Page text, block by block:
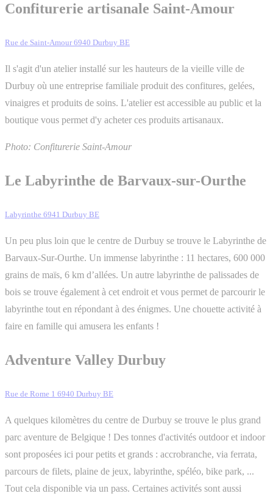
Confiturerie artisanale Saint-Amour
Rue de Saint-Amour 6940 Durbuy BE
Il s'agit d'un atelier installé sur les hauteurs de la vieille ville de
Durbuy où une entreprise familiale produit des confitures, gelées,
vinaigres et produits de soins. L'atelier est accessible au public et la
boutique vous permet d'y acheter ces produits artisanaux.
Photo: Confiturerie Saint-Amour
Le Labyrinthe de Barvaux-sur-Ourthe
Labyrinthe 6941 Durbuy BE
Un peu plus loin que le centre de Durbuy se trouve le Labyrinthe de
Barvaux-Sur-Ourthe. Un immense labyrinthe : 11 hectares, 600 000
grains de maïs, 6 km d’allées. Un autre labyrinthe de palissades de
bois se trouve également à cet endroit et vous permet de parcourir le
labyrinthe tout en répondant à des énigmes. Une chouette activité à
faire en famille qui amusera les enfants !
Adventure Valley Durbuy
Rue de Rome 1 6940 Durbuy BE
A quelques kilomètres du centre de Durbuy se trouve le plus grand
parc aventure de Belgique ! Des tonnes d'activités outdoor et indoor
sont proposées ici pour petits et grands : accrobranche, via ferrata,
parcours de filets, plaine de jeux, labyrinthe, spéléo, bike park, ...
Tout cela disponible via un pass. Certaines activités sont aussi